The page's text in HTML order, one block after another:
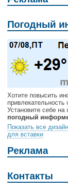
Погодный
Хотите повысить
привлекательность
Установите себе
погодный
Показать все
для вставки
Реклама
Контакты